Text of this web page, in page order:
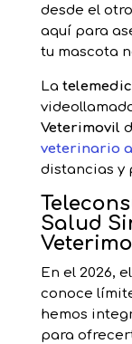
desde el
aquí para
tu mascota
La
Veterimovil
veterinario
distancias y
Salud
En el 2026,
conoce
hemos
para